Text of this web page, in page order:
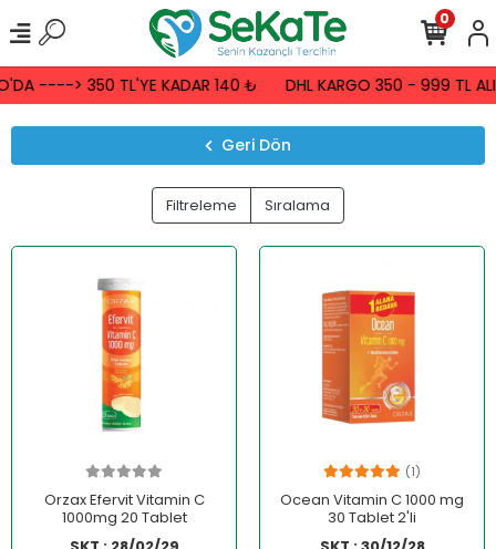
----> 350 TL'YE KADAR 140 ₺ DHL KARGO 350 - 999 TL
0
Geri Dön
Filtreleme Sıralama
Orzax Efervit Vitamin C
1000mg 20 Tablet
(1)
Ocean Vitamin C 1000 mg
30 Tablet 2'li